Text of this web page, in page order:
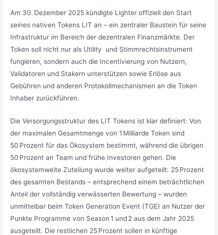
Am 30. Dezember 2025 kündigte Lighter offiziell den Start
seines nativen Tokens LIT an – ein zentraler Baustein für seine
Infrastruktur im Bereich der dezentralen Finanzmärkte. Der
Token soll nicht nur als Utility und Stimmrechtsinstrument
fungieren, sondern auch die Incentivierung von Nutzern,
Validatoren und Stakern unterstützen sowie Erlöse aus
Gebühren und anderen Protokollmechanismen an die Token
Inhaber zurückführen.
Die Versorgungsstruktur des LIT Tokens ist klar definiert: Von
der maximalen Gesamtmenge von 1 Milliarde Token sind
50 Prozent für das Ökosystem bestimmt, während die übrigen
50 Prozent an Team und frühe Investoren gehen. Die
ökosystemweite Zuteilung wurde weiter aufgeteilt: 25 Prozent
des gesamten Bestands – entsprechend einem beträchtlichen
Anteil der vollständig verwässerten Bewertung – wurden
unmittelbar beim Token Generation Event (TGE) an Nutzer der
Punkte Programme von Season 1 und 2 aus dem Jahr 2025
ausgeteilt. Die restlichen 25 Prozent sollen in künftige